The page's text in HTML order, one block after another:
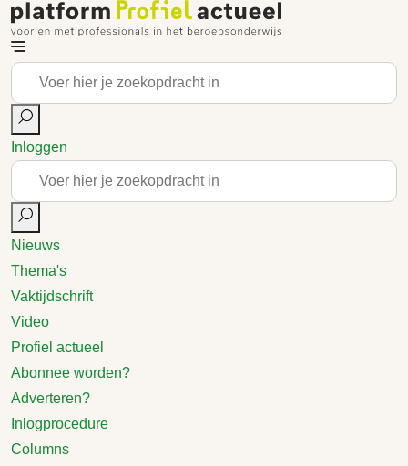
Inloggen
Nieuws
Thema's
Vaktijdschrift
Video
Profiel actueel
Abonnee worden?
Adverteren?
Inlogprocedure
Columns